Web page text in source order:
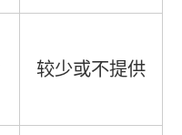
较少或不提供